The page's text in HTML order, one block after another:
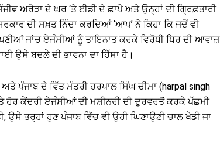
ਅਰੋੜਾ ਦੇ ਘਰ ‘ਤੇ ਈਡੀ ਦੇ ਛਾਪੇ ਅਤੇ ਉਨ੍ਹਾਂ ਦੀ ਗ੍ਰਿਫ਼ਤਾਰੀ
ਦੀ ਸਖ਼ਤ ਨਿੰਦਾ ਕਰਦਿਆਂ ‘ਆਪ’ ਨੇ ਕਿਹਾ ਕਿ ਜਦੋਂ ਵੀ
ਜਾਂਚ ਏਜੰਸੀਆਂ ਨੂੰ ਤਾਇਨਾਤ ਕਰਕੇ ਵਿਰੋਧੀ ਧਿਰ ਦੀ ਆਵਾਜ਼
ਉਸੇ ਬਦਲੇ ਦੀ ਭਾਵਨਾ ਦਾ ਹਿੱਸਾ ਹੈ।
ਪੰਜਾਬ ਦੇ ਵਿੱਤ ਮੰਤਰੀ ਹਰਪਾਲ ਸਿੰਘ ਚੀਮਾ (harpal singh
ਹੋਰ ਕੇਂਦਰੀ ਏਜੰਸੀਆਂ ਦੀ ਮਸ਼ੀਨਰੀ ਦੀ ਦੁਰਵਰਤੋਂ ਕਰਕੇ ਪੱਛਮੀ
ਤਰ੍ਹਾਂ ਹੁਣ ਪੰਜਾਬ ਵਿੱਚ ਵੀ ਉਹੀ ਘਿਣਾਉਣੀ ਚਾਲ ਖੇਡੀ ਜਾ